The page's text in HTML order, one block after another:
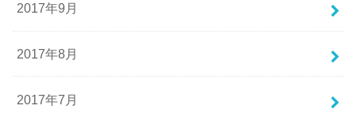
2017年9月
2017年8月
2017年7月